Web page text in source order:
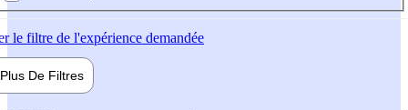
le filtre de l'expérience demandée
Plus De Filtres